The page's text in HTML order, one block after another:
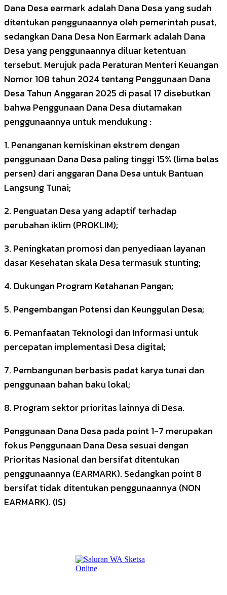
Dana Desa earmark adalah Dana Desa yang sudah
ditentukan penggunaannya oleh pemerintah pusat,
sedangkan Dana Desa Non Earmark adalah Dana
Desa yang penggunaannya diluar ketentuan
tersebut. Merujuk pada Peraturan Menteri Keuangan
Nomor 108 tahun 2024 tentang Penggunaan Dana
Desa Tahun Anggaran 2025 di pasal 17 disebutkan
bahwa Penggunaan Dana Desa diutamakan
penggunaannya untuk mendukung :
1. Penanganan kemiskinan ekstrem dengan
penggunaan Dana Desa paling tinggi 15% (lima belas
persen) dari anggaran Dana Desa untuk Bantuan
Langsung Tunai;
2. Penguatan Desa yang adaptif terhadap
perubahan iklim (PROKLIM);
3. Peningkatan promosi dan penyediaan layanan
dasar Kesehatan skala Desa termasuk stunting;
4. Dukungan Program Ketahanan Pangan;
5. Pengembangan Potensi dan Keunggulan Desa;
6. Pemanfaatan Teknologi dan Informasi untuk
percepatan implementasi Desa digital;
7. Pembangunan berbasis padat karya tunai dan
penggunaan bahan baku lokal;
8. Program sektor prioritas lainnya di Desa.
Penggunaan Dana Desa pada point 1-7 merupakan
fokus Penggunaan Dana Desa sesuai dengan
Prioritas Nasional dan bersifat ditentukan
penggunaannya (EARMARK). Sedangkan point 8
bersifat tidak ditentukan penggunaannya (NON
EARMARK). (IS)